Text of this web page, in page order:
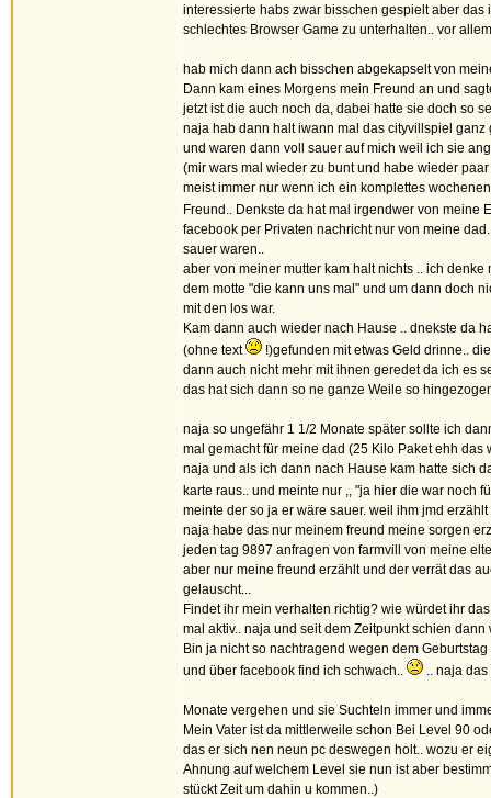
interessierte habs zwar bisschen gespielt aber
schlechtes Browser Game zu unterhalten.. vor
hab mich dann ach bisschen abgekapselt von
Dann kam eines Morgens mein Freund an und
jetzt ist die auch noch da, dabei hatte sie doch so
naja hab dann halt iwann mal das cityvillspiel
und waren dann voll sauer auf mich weil ich sie
(mir wars mal wieder zu bunt und habe wieder
meist immer nur wenn ich ein komplettes
Freund.. Denkste da hat mal irgendwer von meine
facebook per Privaten nachricht nur von meine
sauer waren..
aber von meiner mutter kam halt nichts .. ich
dem motte "die kann uns mal" und um dann doch
mit den los war.
Kam dann auch wieder nach Hause .. dnekste da
(ohne text
!)gefunden mit etwas Geld drinne..
dann auch nicht mehr mit ihnen geredet da ich es
das hat sich dann so ne ganze Weile so
naja so ungefähr 1 1/2 Monate später sollte ich
mal gemacht für meine dad (25 Kilo Paket ehh
naja und als ich dann nach Hause kam hatte sich
karte raus.. und meinte nur ,, "ja hier die war noch
meinte der so ja er wäre sauer. weil ihm jmd
naja habe das nur meinem freund meine sorgen
jeden tag 9897 anfragen von farmvill von meine
aber nur meine freund erzählt und der verrät das
gelauscht...
Findet ihr mein verhalten richtig? wie würdet ihr
mal aktiv.. naja und seit dem Zeitpunkt schien
Bin ja nicht so nachtragend wegen dem
und über facebook find ich schwach..
.. naja
Monate vergehen und sie Suchteln immer und
Mein Vater ist da mittlerweile schon Bei Level 90
das er sich nen neun pc deswegen holt.. wozu er
Ahnung auf welchem Level sie nun ist aber
stückt Zeit um dahin u kommen..)